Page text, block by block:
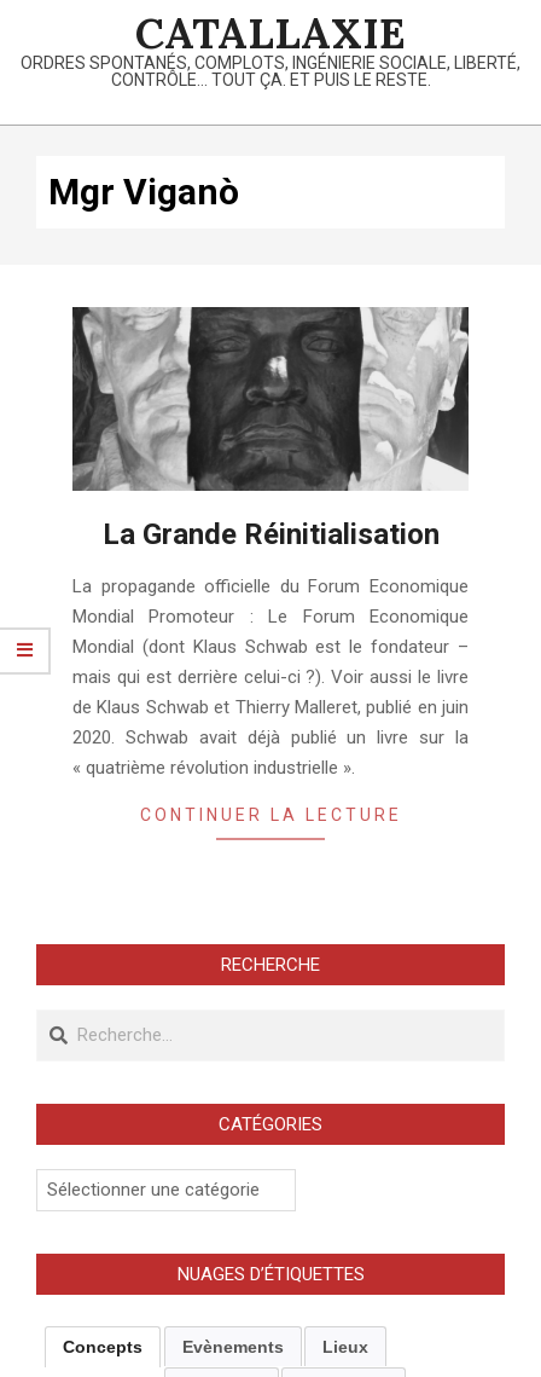
content
CATALLAXIE
ORDRES SPONTANÉS, COMPLOTS, INGÉNIERIE SOCIALE, LIBERTÉ,
CONTRÔLE… TOUT ÇA. ET PUIS LE RESTE.
Primary
Mgr Viganò
La Grande Réinitialisation
01-
27
La propagande officielle du Forum Economique
Mondial Promoteur : Le Forum Economique
Mondial (dont Klaus Schwab est le fondateur –
mais qui est derrière celui-ci ?). Voir aussi le livre
de Klaus Schwab et Thierry Malleret, publié en juin
2020. Schwab avait déjà publié un livre sur la
« quatrième révolution industrielle ».
CONTINUER LA LECTURE
RECHERCHE
CATÉGORIES
Catégories
NUAGES D’ÉTIQUETTES
Concepts Evènements Lieux